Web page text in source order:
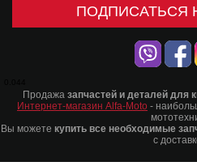
ПОДПИСАТЬСЯ
Продажа запчастей и деталей для
Интернет-магазин Alfa-Moto -
Вы можете купить все необходимые
с